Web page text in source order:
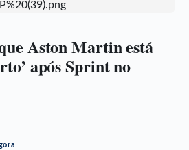
Aston Martin está
após Sprint no